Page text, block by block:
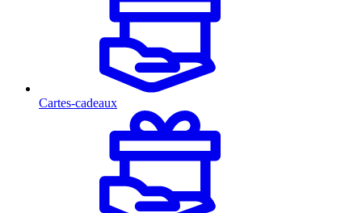
Cartes-cadeaux